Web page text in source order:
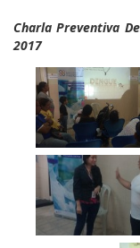
Charla Preventiva
2017